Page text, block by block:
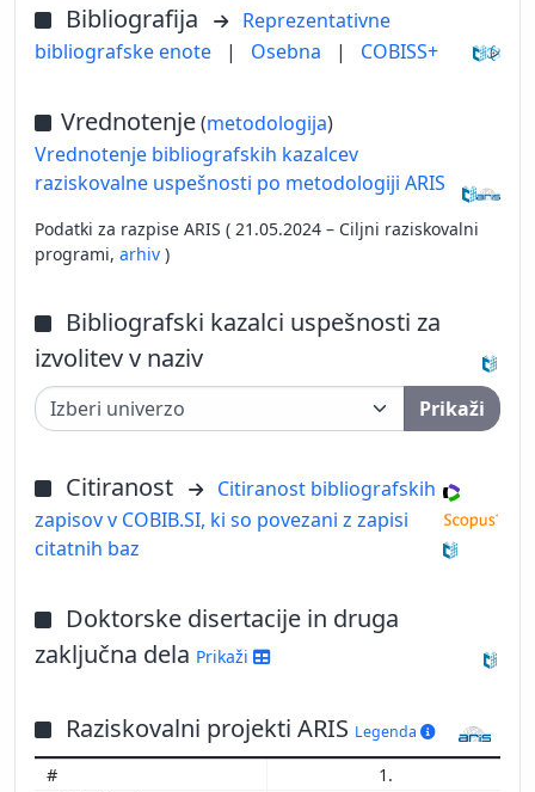
Bibliografija
Reprezentativne
bibliografske enote
| Osebna | COBISS+
Vrednotenje(metodologija)
Vrednotenje bibliografskih kazalcev
raziskovalne uspešnosti po metodologiji ARIS
Podatki za razpise ARIS ( 21.05.2024 – Ciljni raziskovalni
programi, arhiv )
Bibliografski kazalci uspešnosti za
izvolitev v naziv
Prikaži
Citiranost
Citiranost bibliografskih
zapisov v COBIB.SI, ki so povezani z zapisi
citatnih baz
Doktorske disertacije in druga
zaključna dela Prikaži
Raziskovalni projekti ARIS Legenda
1.